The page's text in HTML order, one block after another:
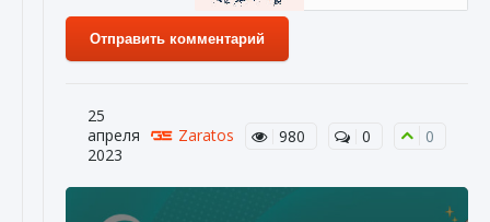
Отправить комментарий
25
апреля
2023
Zaratos 980 0 0